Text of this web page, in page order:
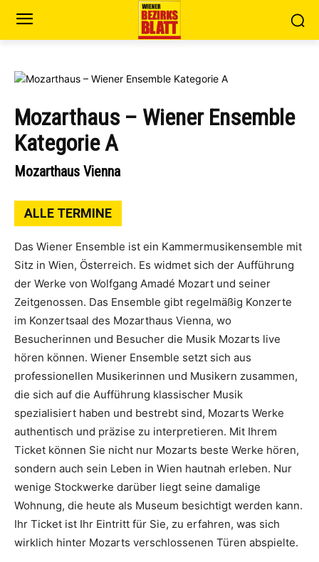
Mozarthaus – Wiener Ensemble
Kategorie A
Mozarthaus Vienna
ALLE TERMINE
Das Wiener Ensemble ist ein Kammermusikensemble mit
Sitz in Wien, Österreich. Es widmet sich der Aufführung
der Werke von Wolfgang Amadé Mozart und seiner
Zeitgenossen. Das Ensemble gibt regelmäßig Konzerte
im Konzertsaal des Mozarthaus Vienna, wo
Besucherinnen und Besucher die Musik Mozarts live
hören können. Wiener Ensemble setzt sich aus
professionellen Musikerinnen und Musikern zusammen,
die sich auf die Aufführung klassischer Musik
spezialisiert haben und bestrebt sind, Mozarts Werke
authentisch und präzise zu interpretieren. Mit Ihrem
Ticket können Sie nicht nur Mozarts beste Werke hören,
sondern auch sein Leben in Wien hautnah erleben. Nur
wenige Stockwerke darüber liegt seine damalige
Wohnung, die heute als Museum besichtigt werden kann.
Ihr Ticket ist Ihr Eintritt für Sie, zu erfahren, was sich
wirklich hinter Mozarts verschlossenen Türen abspielte.